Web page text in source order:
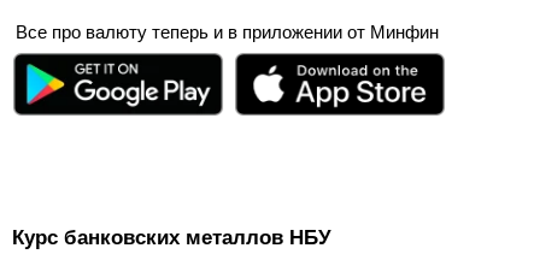
Все про валюту теперь и в приложении от Минфин
Курс банковских металлов НБУ